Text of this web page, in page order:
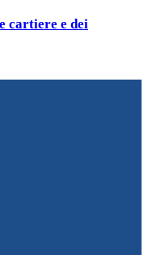
cartiere e dei